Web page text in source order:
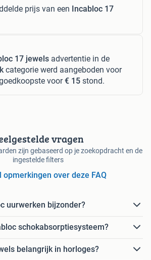
prijs van een Incabloc 17
17 jewels advertentie in de
categorie werd aangeboden voor
voor€ 15 stond.
vragen
zijn gebaseerd op je zoekopdracht en de
ingestelde filters
opmerkingen over deze FAQ
uurwerken bijzonder?
schokabsorptiesysteem?
belangrijk in horloges?